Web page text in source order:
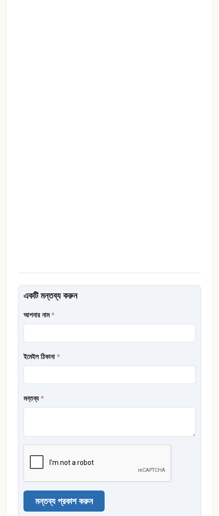
একটি মন্তব্য করুন
আপনার নাম*
ইমেইল ঠিকানা*
মন্তব্য*
মন্তব্য প্রকাশ করুন